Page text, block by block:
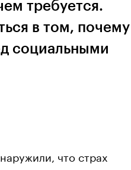
требуется.
в том, почему
социальными
что страх